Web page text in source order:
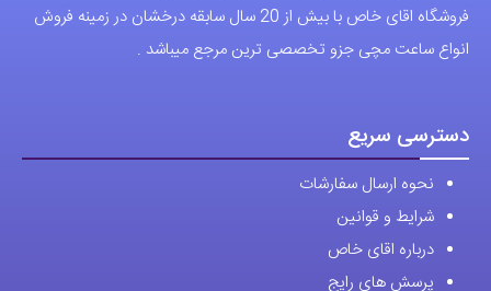
است
انتخاب
فروشگاه اقای خاص با بیش از 20 سال سابقه درخشان در زمینه فروش
انواع ساعت مچی جزو تخصصی ترین مرجع میباشد .
دسترسی سریع
نحوه ارسال سفارشات
شرایط و قوانین
درباره اقای خاص
پرسش های رایج